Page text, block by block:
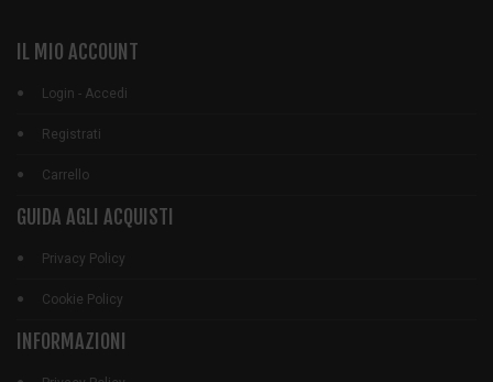
IL MIO ACCOUNT
Login - Accedi
Registrati
Carrello
GUIDA AGLI ACQUISTI
Privacy Policy
Cookie Policy
INFORMAZIONI